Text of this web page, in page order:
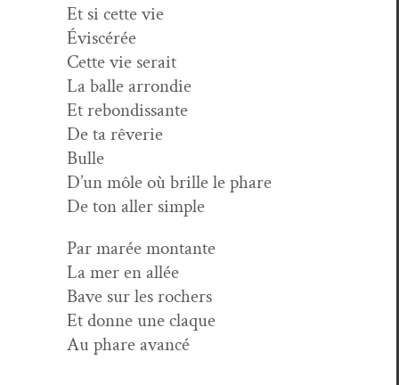
Et si cette vie
Éviscérée
Cette vie serait
La balle arrondie
Et rebondissante
De ta rêverie
Bulle
D’un môle où brille le phare
De ton aller simple
Par marée montante
La mer en allée
Bave sur les rochers
Et donne une claque
Au phare avancé